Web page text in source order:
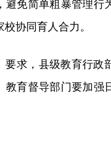
避免简单粗暴管理行
协同育人合力。
要求，县级教育行
教育督导部门要加强